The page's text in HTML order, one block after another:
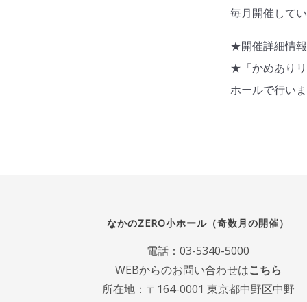
毎月開催してい
★開催詳細情報
★「かめあり
ホールで行いま
なかのZERO小ホール（奇数月の開催）
電話：03-5340-5000
WEBからのお問い合わせはこちら
所在地：〒164-0001 東京都中野区中野